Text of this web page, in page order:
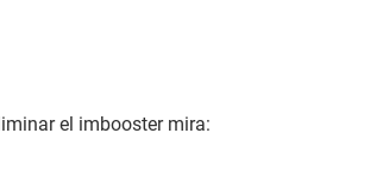
el imbooster mira: